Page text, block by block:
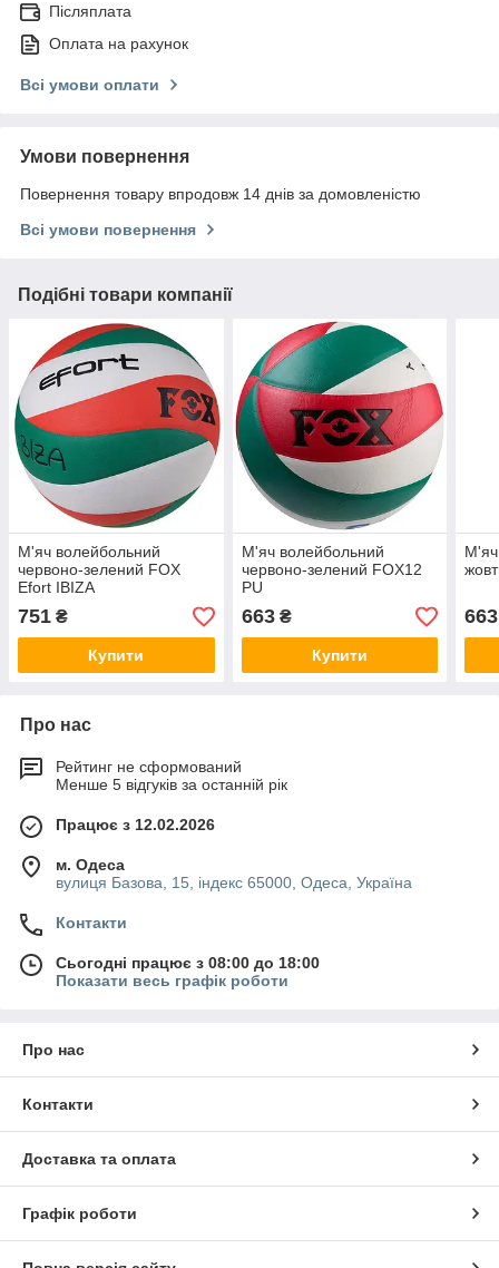
Післяплата
Оплата на рахунок
Всі умови оплати
Умови повернення
Повернення товару впродовж 14 днів за домовленістю
Всі умови повернення
Подібні товари компанії
М'яч волейбольний
червоно-зелений FOX
Efort IBIZA
751 ₴
Купити
М'яч волейбольний
червоно-зелений FOX12
PU
663₴
Купити
М'яч
663
Про нас
Рейтинг не сформований
Менше 5 відгуків за останній рік
Працює з 12.02.2026
м. Одеса
вулиця Базова, 15, індекс 65000, Одеса, Україна
Контакти
Сьогодні працює з 08:00 до 18:00
Показати весь графік роботи
Про нас
Контакти
Доставка та оплата
Графік роботи